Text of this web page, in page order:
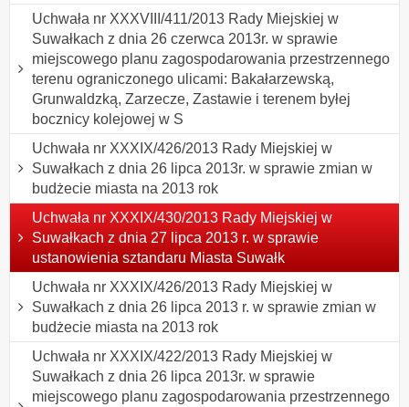
Uchwała nr XXXVIII/411/2013 Rady Miejskiej w
Suwałkach z dnia 26 czerwca 2013r. w sprawie
miejscowego planu zagospodarowania przestrzennego
terenu ograniczonego ulicami: Bakałarzewską,
Grunwaldzką, Zarzecze, Zastawie i terenem byłej
bocznicy kolejowej w S
Uchwała nr XXXIX/426/2013 Rady Miejskiej w
Suwałkach z dnia 26 lipca 2013r. w sprawie zmian w
budżecie miasta na 2013 rok
Uchwała nr XXXIX/430/2013 Rady Miejskiej w
Suwałkach z dnia 27 lipca 2013 r. w sprawie
ustanowienia sztandaru Miasta Suwałk
Uchwała nr XXXIX/426/2013 Rady Miejskiej w
Suwałkach z dnia 26 lipca 2013 r. w sprawie zmian w
budżecie miasta na 2013 rok
Uchwała nr XXXIX/422/2013 Rady Miejskiej w
Suwałkach z dnia 26 lipca 2013r. w sprawie
miejscowego planu zagospodarowania przestrzennego